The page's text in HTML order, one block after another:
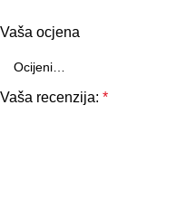
Vaša ocjena
Vaša recenzija: *